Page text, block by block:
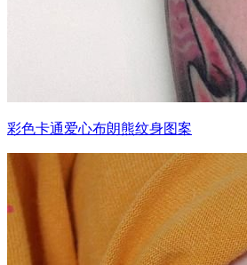
彩色卡通爱心布朗熊纹身图案